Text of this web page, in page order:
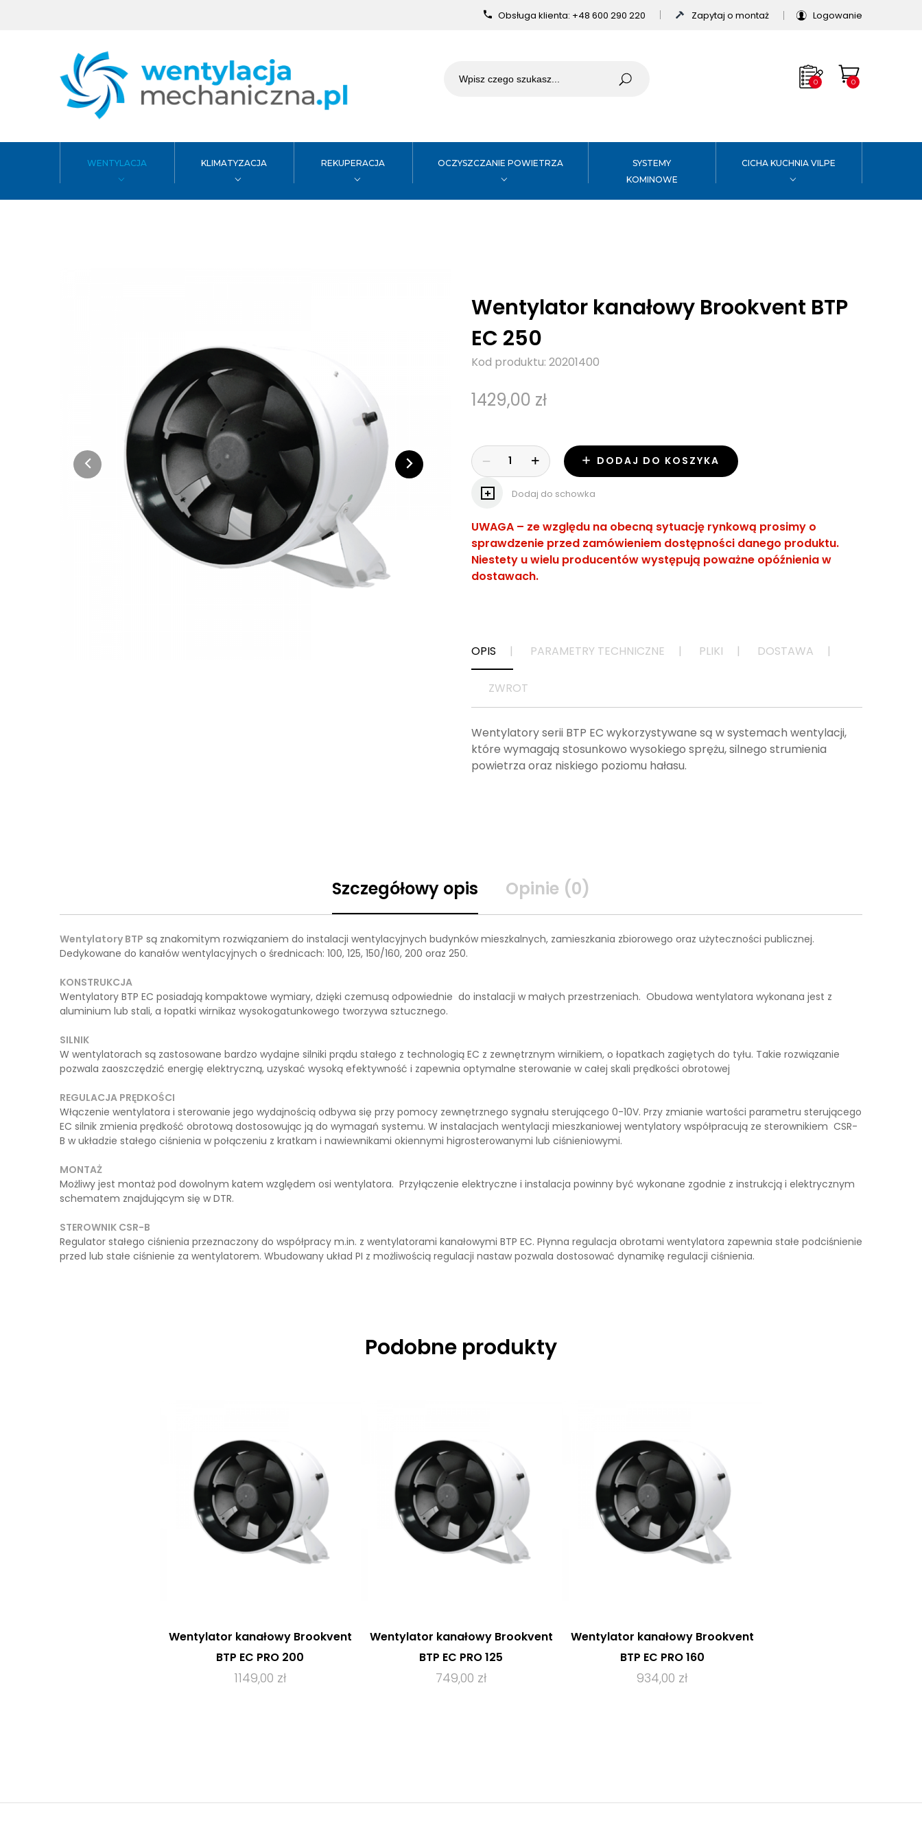
Obsługa klienta: +48 600 290 220 Zapytaj o montaż Logowanie
0 0
WENTYLACJA KLIMATYZACJA REKUPERACJA OCZYSZCZANIE POWIETRZA
SYSTEMY
KOMINOWE
CICHA KUCHNIA VILPE
Wentylator kanałowy Brookvent BTP
EC 250
Kod produktu: 20201400
1429,00 zł
DODAJ DO KOSZYKA
Dodaj do schowka
UWAGA – ze względu na obecną sytuację rynkową prosimy o
sprawdzenie przed zamówieniem dostępności danego produktu.
Niestety u wielu producentów występują poważne opóźnienia w
dostawach.
OPIS PARAMETRY TECHNICZNE PLIKI DOSTAWA
ZWROT
Wentylatory serii BTP EC wykorzystywane są w systemach wentylacji,
które wymagają stosunkowo wysokiego sprężu, silnego strumienia
powietrza oraz niskiego poziomu hałasu.
Szczegółowy opis Opinie (0)
Wentylatory BTP są znakomitym rozwiązaniem do instalacji wentylacyjnych budynków mieszkalnych, zamieszkania zbiorowego oraz użyteczności publicznej.
Dedykowane do kanałów wentylacyjnych o średnicach: 100, 125, 150/160, 200 oraz 250.
KONSTRUKCJA
Wentylatory BTP EC posiadają kompaktowe wymiary, dzięki czemusą odpowiednie do instalacji w małych przestrzeniach. Obudowa wentylatora wykonana jest z
aluminium lub stali, a łopatki wirnikaz wysokogatunkowego tworzywa sztucznego.
SILNIK
W wentylatorach są zastosowane bardzo wydajne silniki prądu stałego z technologią EC z zewnętrznym wirnikiem, o łopatkach zagiętych do tyłu. Takie rozwiązanie
pozwala zaoszczędzić energię elektryczną, uzyskać wysoką efektywność i zapewnia optymalne sterowanie w całej skali prędkości obrotowej
REGULACJA PRĘDKOŚCI
Włączenie wentylatora i sterowanie jego wydajnością odbywa się przy pomocy zewnętrznego sygnału sterującego 0-10V. Przy zmianie wartości parametru sterującego
EC silnik zmienia prędkość obrotową dostosowując ją do wymagań systemu. W instalacjach wentylacji mieszkaniowej wentylatory współpracują ze sterownikiem CSR-
B w układzie stałego ciśnienia w połączeniu z kratkam i nawiewnikami okiennymi higrosterowanymi lub ciśnieniowymi.
MONTAŻ
Możliwy jest montaż pod dowolnym katem względem osi wentylatora. Przyłączenie elektryczne i instalacja powinny być wykonane zgodnie z instrukcją i elektrycznym
schematem znajdującym się w DTR.
STEROWNIK CSR-B
Regulator stałego ciśnienia przeznaczony do współpracy m.in. z wentylatorami kanałowymi BTP EC. Płynna regulacja obrotami wentylatora zapewnia stałe podciśnienie
przed lub stałe ciśnienie za wentylatorem. Wbudowany układ PI z możliwością regulacji nastaw pozwala dostosować dynamikę regulacji ciśnienia.
Podobne produkty
Wentylator kanałowy Brookvent
BTP EC PRO 200
1149,00 zł
Wentylator kanałowy Brookvent
BTP EC PRO 125
749,00 zł
Wentylator kanałowy Brookvent
BTP EC PRO 160
934,00 zł